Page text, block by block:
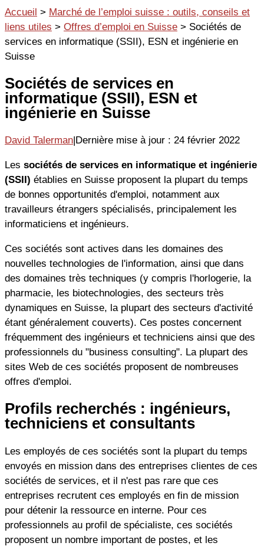
Aller
au
contenu
Accueil > Marché de l’emploi suisse : outils, conseils et
liens utiles > Offres d’emploi en Suisse > Sociétés de
services en informatique (SSII), ESN et ingénierie en
Suisse
Sociétés de services en
informatique (SSII), ESN et
ingénierie en Suisse
David Talerman Dernière mise à jour : 24 février 2022
Les sociétés de services en informatique et ingénierie
(SSII) établies en Suisse proposent la plupart du temps
de bonnes opportunités d'emploi, notamment aux
travailleurs étrangers spécialisés, principalement les
informaticiens et ingénieurs.
Ces sociétés sont actives dans les domaines des
nouvelles technologies de l'information, ainsi que dans
des domaines très techniques (y compris l'horlogerie, la
pharmacie, les biotechnologies, des secteurs très
dynamiques en Suisse, la plupart des secteurs d'activité
étant généralement couverts). Ces postes concernent
fréquemment des ingénieurs et techniciens ainsi que des
professionnels du "business consulting". La plupart des
sites Web de ces sociétés proposent de nombreuses
offres d'emploi.
Profils recherchés : ingénieurs,
techniciens et consultants
Les employés de ces sociétés sont la plupart du temps
envoyés en mission dans des entreprises clientes de ces
sociétés de services, et il n'est pas rare que ces
entreprises recrutent ces employés en fin de mission
pour détenir la ressource en interne. Pour ces
professionnels au profil de spécialiste, ces sociétés
proposent un nombre important de postes, et les